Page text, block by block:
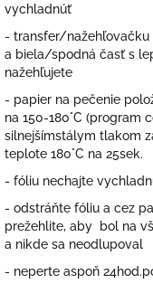
vychladnúť
- transfer/nažehľovačku
a biela/spodná časť s
nažehľujete
- papier na pečenie
na 150-180°C
silnejšímstálym tlakom
teplote 180°C na 25sek.
- fóliu nechajte
- odstráňte fóliu a cez
prežehlite, aby bol na
a nikde sa neodlupoval
- neperte aspoň